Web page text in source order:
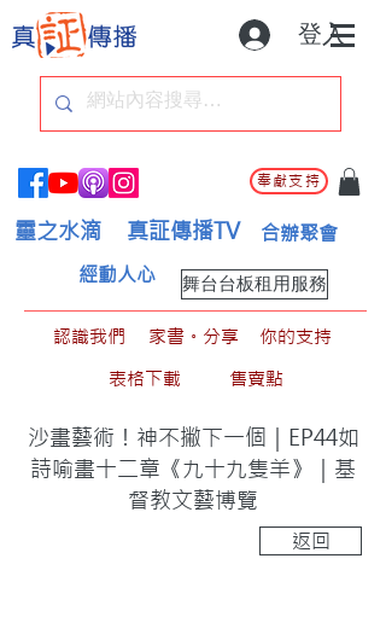
登入
奉獻支持
靈之水滴 真証傳播TV 合辦聚會
舞台台板租用服務
經動人心
認識我們 家書。分享
你的支持
表格下載
售賣點
沙畫藝術！神不撇下一個｜EP44如
詩喻畫十二章《九十九隻羊》｜基
督教文藝博覽
返回